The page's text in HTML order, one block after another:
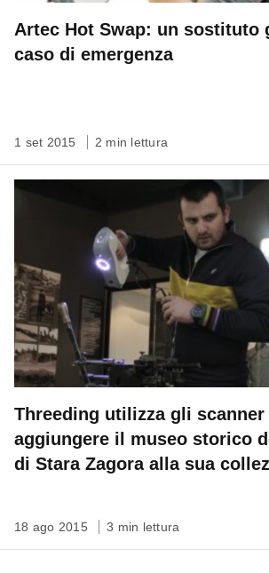
Artec Hot Swap: un sostituto
caso di emergenza
1 set 2015 2 min lettura
Threeding utilizza gli scanner
aggiungere il museo storico
di Stara Zagora alla sua
18 ago 2015 3 min lettura